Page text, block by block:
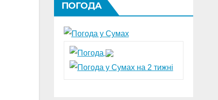
ПОГОДА